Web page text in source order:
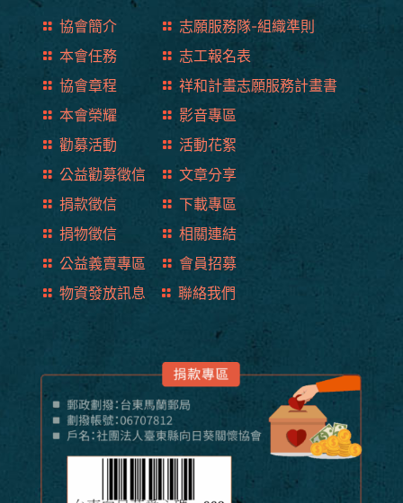
協會簡介
志願服務隊-組織準則
本會任務
志工報名表
協會章程
祥和計畫志願服務計畫書
本會榮耀
影音專區
勸募活動
活動花絮
公益勸募徵信
文章分享
捐款徵信
下載專區
捐物徵信
相關連結
公益義賣專區
會員招募
物資發放訊息
聯絡我們